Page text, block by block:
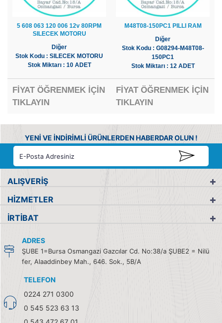
5 608 063 120 006 12v 80RPM
SILECEK MOTORU
Diğer
Stok Kodu : SILECEK MOTORU
Stok Miktarı : 10 ADET
FİYAT ÖĞRENMEK İÇİN
TIKLAYIN
M48T08-150PC1 PILLI RAM
Diğer
Stok Kodu : G08294-M48T08-
150PC1
Stok Miktarı : 12 ADET
FİYAT ÖĞRENMEK İÇİN
TIKLAYIN
YENİ VE İNDİRİMLİ ÜRÜNLERDEN HABERDAR OLUN !
ALIŞVERİŞ
HİZMETLER
İRTİBAT
ADRES
ŞUBE 1=Bursa Osmangazi Gazcılar Cd. No:38/a ŞUBE2 = Nilü
fer, Alaaddinbey Mah., 646. Sok., 5B/A
TELEFON
0224 271 0300
0 545 523 63 13